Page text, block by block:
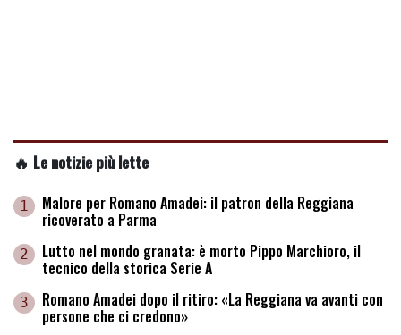
🔥 Le notizie più lette
1 Malore per Romano Amadei: il patron della Reggiana
ricoverato a Parma
2 Lutto nel mondo granata: è morto Pippo Marchioro, il
tecnico della storica Serie A
3 Romano Amadei dopo il ritiro: «La Reggiana va avanti con
persone che ci credono»